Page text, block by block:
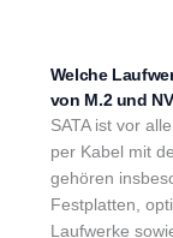
Welche
von M.2 und
SATA ist vor
per Kabel mit
gehören
Festplatten,
Laufwerke